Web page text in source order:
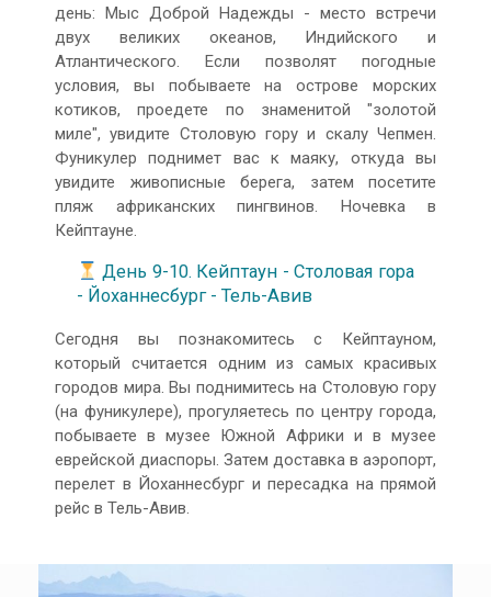
день: Мыс Доброй Надежды - место встречи
двух великих океанов, Индийского и
Атлантического. Если позволят погодные
условия, вы побываете на острове морских
котиков, проедете по знаменитой "золотой
миле", увидите Столовую гору и скалу Чепмен.
Фуникулер поднимет вас к маяку, откуда вы
увидите живописные берега, затем посетите
пляж африканских пингвинов. Ночевка в
Кейптауне.
День 9-10. Кейптаун - Столовая гора
- Йоханнесбург - Тель-Авив
Сегодня вы познакомитесь с Кейптауном,
который считается одним из самых красивых
городов мира. Вы поднимитесь на Столовую гору
(на фуникулере), прогуляетесь по центру города,
побываете в музее Южной Африки и в музее
еврейской диаспоры. Затем доставка в аэропорт,
перелет в Йоханнесбург и пересадка на прямой
рейс в Тель-Авив.